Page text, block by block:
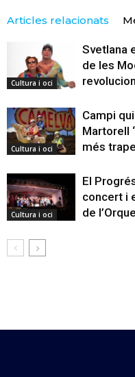
Articles relacionats
Cultura i oci
Svetlana
de les
Cultura i oci
Campi
Martorell
més
Cultura i oci
El
concert i
de